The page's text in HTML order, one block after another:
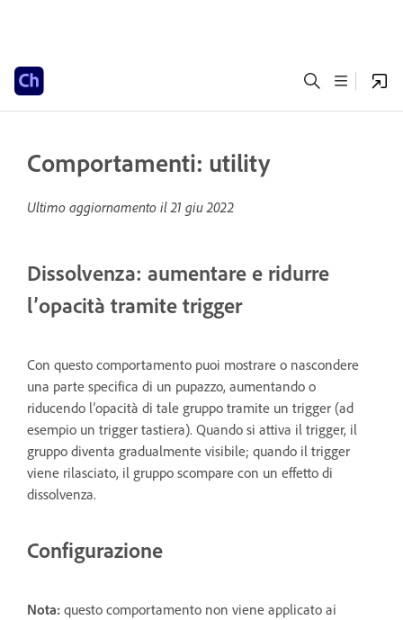
Comportamenti: utility
Ultimo aggiornamento il21 giu 2022
Dissolvenza: aumentare e ridurre
l’opacità tramite trigger
Con questo comportamento puoi mostrare o nascondere
una parte specifica di un pupazzo, aumentando o
riducendo l’opacità di tale gruppo tramite un trigger (ad
esempio un trigger tastiera). Quando si attiva il trigger, il
gruppo diventa gradualmente visibile; quando il trigger
viene rilasciato, il gruppo scompare con un effetto di
dissolvenza.
Configurazione
Nota: questo comportamento non viene applicato ai